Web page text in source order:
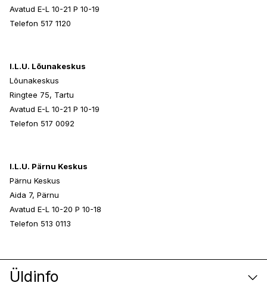
Avatud E-L 10-21 P 10-19
Telefon 517 1120
I.L.U. Lõunakeskus
Lõunakeskus
Ringtee 75, Tartu
Avatud E-L 10-21 P 10-19
Telefon 517 0092
I.L.U. Pärnu Keskus
Pärnu Keskus
Aida 7, Pärnu
Avatud E-L 10-20 P 10-18
Telefon 513 0113
Üldinfo